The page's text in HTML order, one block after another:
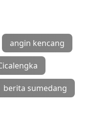
angin kencang
berita sumedang